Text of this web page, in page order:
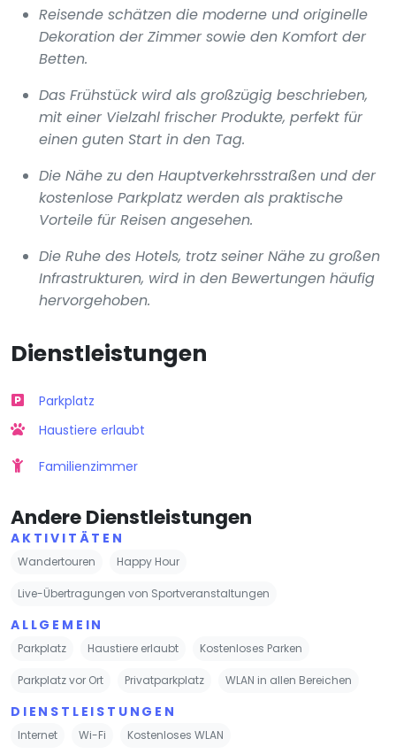
Reisende schätzen die moderne und originelle
Dekoration der Zimmer sowie den Komfort der
Betten.
Das Frühstück wird als großzügig beschrieben,
mit einer Vielzahl frischer Produkte, perfekt für
einen guten Start in den Tag.
Die Nähe zu den Hauptverkehrsstraßen und der
kostenlose Parkplatz werden als praktische
Vorteile für Reisen angesehen.
Die Ruhe des Hotels, trotz seiner Nähe zu großen
Infrastrukturen, wird in den Bewertungen häufig
hervorgehoben.
Dienstleistungen
Parkplatz
Haustiere erlaubt
Familienzimmer
Andere Dienstleistungen
AKTIVITÄTEN
Wandertouren Happy Hour
Live-Übertragungen von Sportveranstaltungen
ALLGEMEIN
Parkplatz Haustiere erlaubt Kostenloses Parken
Parkplatz vor Ort Privatparkplatz WLAN in allen Bereichen
DIENSTLEISTUNGEN
Internet Wi-Fi Kostenloses WLAN